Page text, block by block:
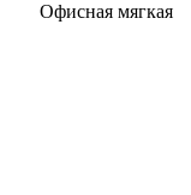
Офисная мягкая